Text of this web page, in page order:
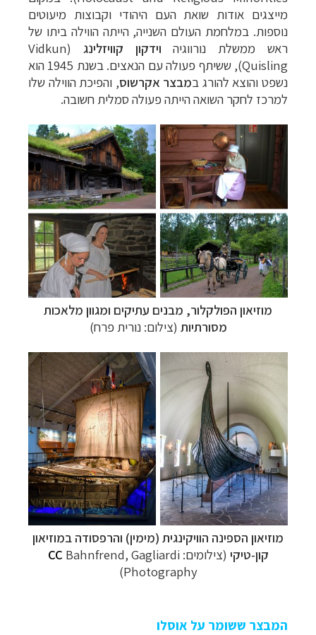
מייצגים אודות שואת העם היהודי וקבוצות מיעוטים
נוספות. במלחמת העולם השנייה, הייתה הווילה ביתו של
ראש ממשלת נורווגיה וידקון קוויזלינג (
Vidkun
Quisling
), ששיתף פעולה עם הנאצים. בשנת 1945 הוא
נשפט והוצא להורג במבצר אקרשוס, והפיכת הווילה שלו
למרכז לחקר השואה הייתה פעולה סמלית חשובה.
מוזיאון הפולקלור, מבנים עתיקים ומגוון מלאכות
מסורתיות (צילום: נורית פרח)
מוזיאון הספינה הוויקינגית (מימין) והרפסודה במוזיאון
קון-טיקי (צילומים: CC Bahnfrend, Gagliardi
Photography)
המבצר ששומר על אוסלו